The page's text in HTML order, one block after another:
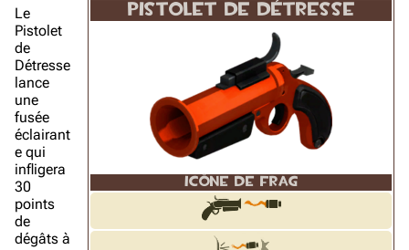
PISTOLET DE DÉTRESSE
ICÔNE DE FRAG
Le
Pistolet
de
Détresse
lance
une
fusée
éclairant
e qui
infligera
30
points
de
dégâts à